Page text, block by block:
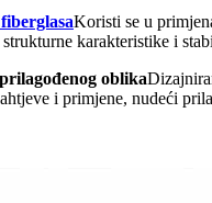
Koristi se u
karakteristike i
oblika
i primjene, nudeći